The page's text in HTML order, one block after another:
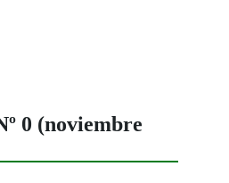
0 (noviembre